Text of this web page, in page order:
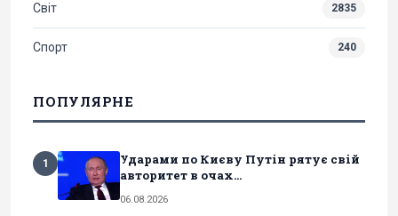
Світ 2835
Спорт 240
ПОПУЛЯРНЕ
1
Ударами по Києву Путін рятує свій
авторитет в очах...
06.08.2026